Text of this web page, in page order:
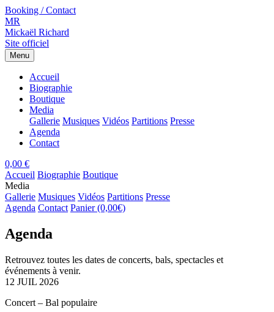
Booking / Contact
MR
Mickaël Richard
Site officiel
Menu
Accueil
Biographie
Boutique
Media
Gallerie Musiques Vidéos Partitions Presse
Agenda
Contact
0,00 €
Accueil Biographie Boutique
Media
Gallerie Musiques Vidéos Partitions Presse
Agenda Contact Panier (0,00€)
Agenda
Retrouvez toutes les dates de concerts, bals, spectacles et
événements à venir.
12 JUIL 2026
Concert – Bal populaire